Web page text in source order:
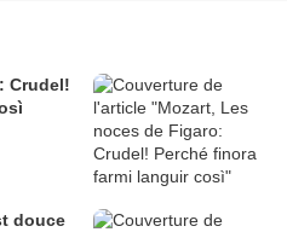
Crudel!
douce